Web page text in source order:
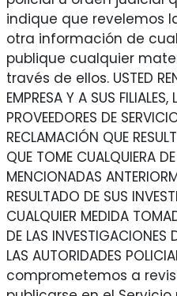
indique que revelemos
otra información de
publique cualquier
través de ellos. USTED
EMPRESA Y A SUS
PROVEEDORES DE
RECLAMACIÓN QUE
QUE TOME CUALQUIERA
MENCIONADAS
RESULTADO DE SUS
CUALQUIER MEDIDA
DE LAS INVESTIGACIONES
LAS AUTORIDADES
comprometemos a